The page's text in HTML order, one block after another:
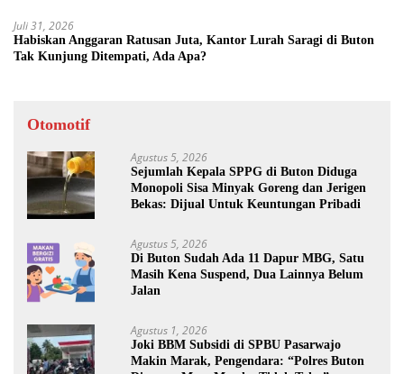
Juli 31, 2026
Habiskan Anggaran Ratusan Juta, Kantor Lurah Saragi di Buton
Tak Kunjung Ditempati, Ada Apa?
Otomotif
Agustus 5, 2026
Sejumlah Kepala SPPG di Buton Diduga
Monopoli Sisa Minyak Goreng dan Jerigen
Bekas: Dijual Untuk Keuntungan Pribadi
Agustus 5, 2026
Di Buton Sudah Ada 11 Dapur MBG, Satu
Masih Kena Suspend, Dua Lainnya Belum
Jalan
Agustus 1, 2026
Joki BBM Subsidi di SPBU Pasarwajo
Makin Marak, Pengendara: “Polres Buton